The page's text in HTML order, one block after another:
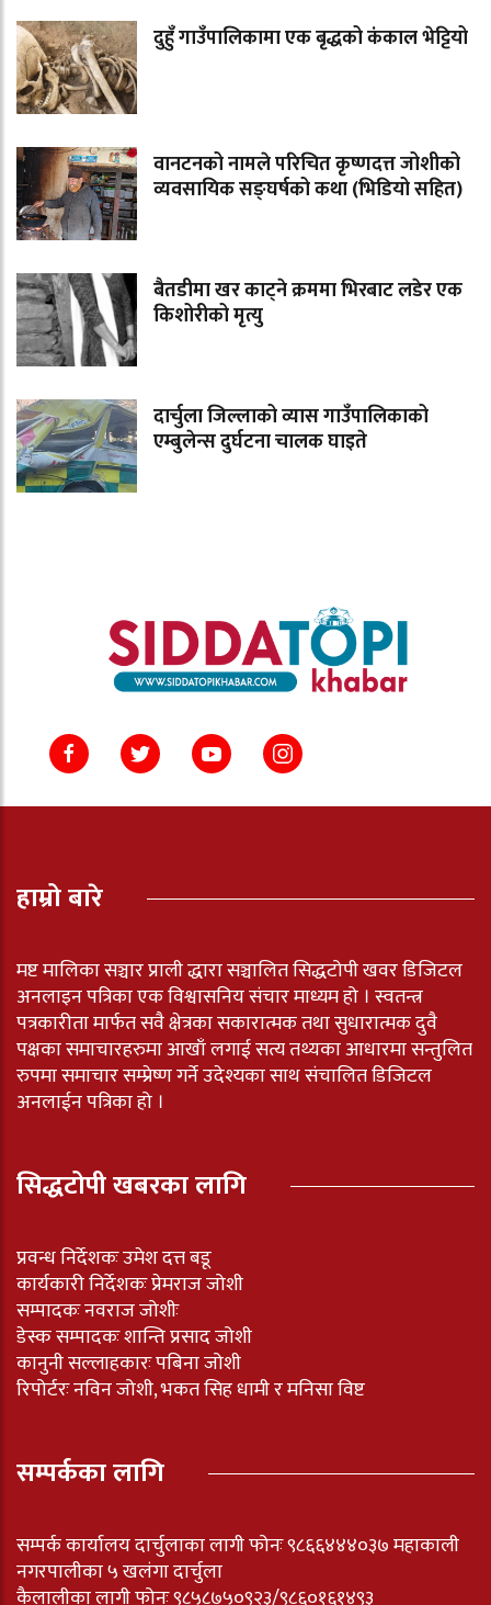
दुहुँ गाउँपालिकामा एक बृद्धको कंकाल भेट्टियो
वानटनको नामले परिचित कृष्णदत्त जोशीको
व्यवसायिक सङ्घर्षको कथा (भिडियो सहित)
बैतडीमा खर काट्ने क्रममा भिरबाट लडेर एक
किशोरीको मृत्यु
दार्चुला जिल्लाको व्यास गाउँपालिकाको
एम्बुलेन्स दुर्घटना चालक घाइते
हाम्रो बारे
मष्ट मालिका सञ्चार प्राली द्धारा सञ्चालित सिद्धटोपी खवर डिजिटल
अनलाइन पत्रिका एक विश्वासनिय संचार माध्यम हो । स्वतन्त्र
पत्रकारीता मार्फत सवै क्षेत्रका सकारात्मक तथा सुधारात्मक दुवै
पक्षका समाचारहरुमा आखाँ लगाई सत्य तथ्यका आधारमा सन्तुलित
रुपमा समाचार सम्प्रेष्ण गर्ने उदेश्यका साथ संचालित डिजिटल
अनलाईन पत्रिका हो ।
सिद्धटोपी खबरका लागि
प्रवन्ध निर्देशकः उमेश दत्त बडू
कार्यकारी निर्देशकः प्रेमराज जोशी
सम्पादकः नवराज जोशीः
डेस्क सम्पादकः शान्ति प्रसाद जोशी
कानुनी सल्लाहकारः पबिना जोशी
रिपोर्टरः नविन जोशी, भकत सिह धामी र मनिसा विष्ट
सम्पर्कका लागि
सम्पर्क कार्यालय दार्चुलाका लागी फोनः ९८६६४४४०३७ महाकाली
नगरपालीका ५ खलंगा दार्चुला